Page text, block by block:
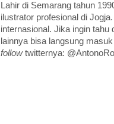
Lahir di Semarang tahun
ilustrator profesional di
internasional. Jika ingin
lainnya bisa langsung
followtwitternya: